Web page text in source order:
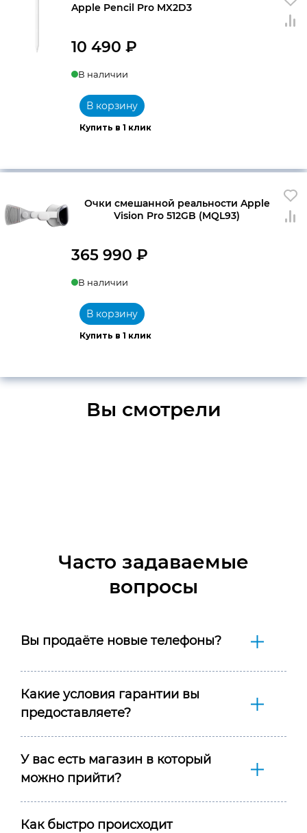
Apple Pencil Pro MX2D3
10 490 ₽
В наличии
Купить в 1 клик
В корзину
Очки смешанной реальности Apple
Vision Pro 512GB (MQL93)
365 990 ₽
В наличии
Купить в 1 клик
В корзину
Вы смотрели
Часто задаваемые
вопросы
Вы продаёте новые телефоны?
Какие условия гарантии вы
предоставляете?
У вас есть магазин в который
можно прийти?
Как быстро происходит